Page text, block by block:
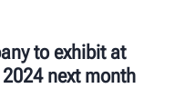
to exhibit at
next month